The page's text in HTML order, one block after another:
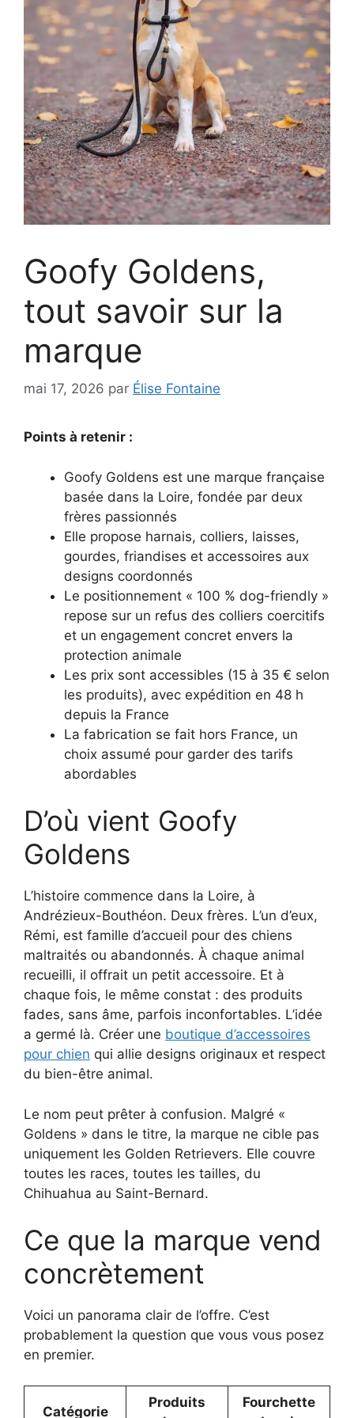
Goofy Goldens,
tout savoir sur la
marque
mai 17, 2026 par Élise Fontaine
Points à retenir :
Goofy Goldens est une marque française
basée dans la Loire, fondée par deux
frères passionnés
Elle propose harnais, colliers, laisses,
gourdes, friandises et accessoires aux
designs coordonnés
Le positionnement « 100 % dog-friendly »
repose sur un refus des colliers coercitifs
et un engagement concret envers la
protection animale
Les prix sont accessibles (15 à 35 € selon
les produits), avec expédition en 48 h
depuis la France
La fabrication se fait hors France, un
choix assumé pour garder des tarifs
abordables
D’où vient Goofy
Goldens
L’histoire commence dans la Loire, à
Andrézieux-Bouthéon. Deux frères. L’un d’eux,
Rémi, est famille d’accueil pour des chiens
maltraités ou abandonnés. À chaque animal
recueilli, il offrait un petit accessoire. Et à
chaque fois, le même constat : des produits
fades, sans âme, parfois inconfortables. L’idée
a germé là. Créer une boutique d’accessoires
pour chien qui allie designs originaux et respect
du bien-être animal.
Le nom peut prêter à confusion. Malgré «
Goldens » dans le titre, la marque ne cible pas
uniquement les Golden Retrievers. Elle couvre
toutes les races, toutes les tailles, du
Chihuahua au Saint-Bernard.
Ce que la marque vend
concrètement
Voici un panorama clair de l’offre. C’est
probablement la question que vous vous posez
en premier.
Catégorie
Produits
Fourchette